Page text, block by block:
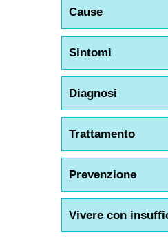
Cause
Sintomi
Diagnosi
Trattamento
Prevenzione
Vivere con